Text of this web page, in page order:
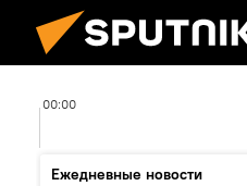
00:00
Ежедневные новости